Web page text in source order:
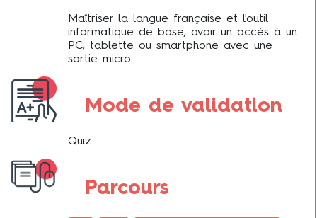
Maîtriser la langue française et l'outil
informatique de base, avoir un accès à un
PC, tablette ou smartphone avec une
sortie micro
Mode de validation
Quiz
Parcours